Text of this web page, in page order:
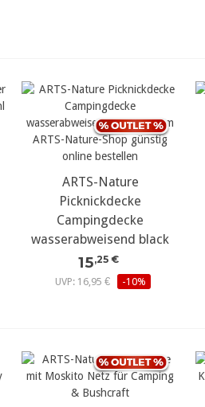
ARTS-Nature
Picknickdecke
Campingdecke
wasserabweisend black
15,25 €
UVP: 16,95 €
-10%